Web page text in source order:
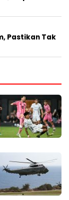
Pastikan Tak